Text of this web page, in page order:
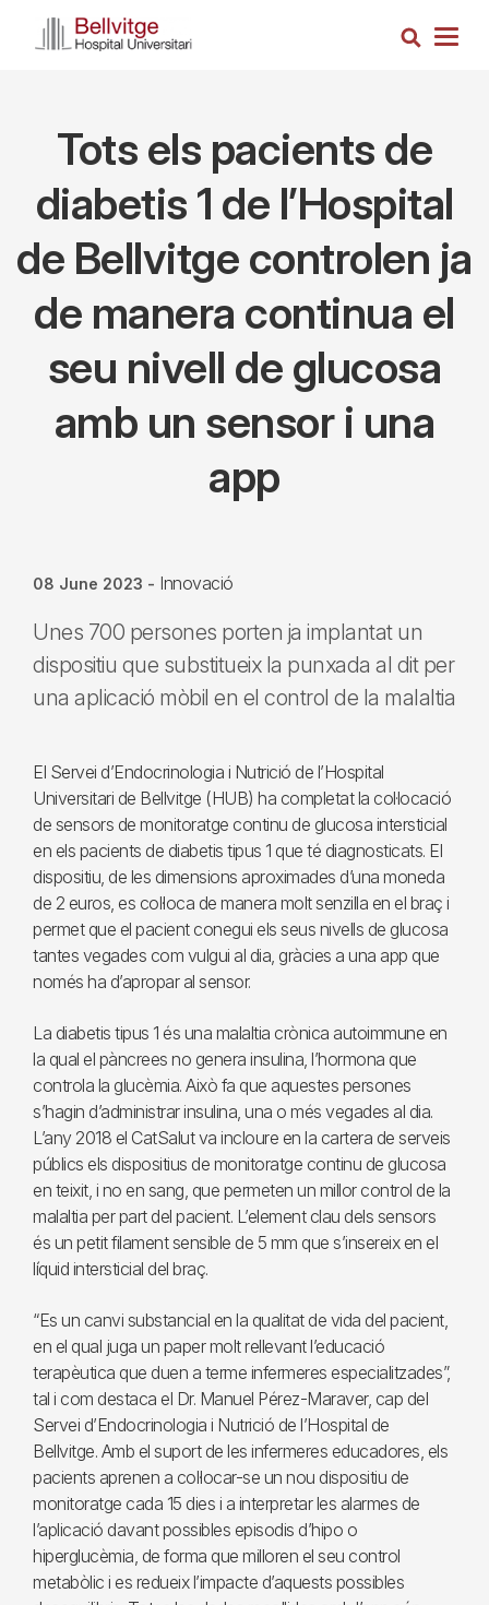
Search
Tots els pacients de
diabetis 1 de l’Hospital
de Bellvitge controlen ja
de manera continua el
seu nivell de glucosa
amb un sensor i una
app
08 June 2023 - Innovació
Unes 700 persones porten ja implantat un
dispositiu que substitueix la punxada al dit per
una aplicació mòbil en el control de la malaltia
El Servei d’Endocrinologia i Nutrició de l’Hospital
Universitari de Bellvitge (HUB) ha completat la col·locació
de sensors de monitoratge continu de glucosa intersticial
en els pacients de diabetis tipus 1 que té diagnosticats. El
dispositiu, de les dimensions aproximades d’una moneda
de 2 euros, es col·loca de manera molt senzilla en el braç i
permet que el pacient conegui els seus nivells de glucosa
tantes vegades com vulgui al dia, gràcies a una app que
només ha d’apropar al sensor.
La diabetis tipus 1 és una malaltia crònica autoimmune en
la qual el pàncrees no genera insulina, l’hormona que
controla la glucèmia. Això fa que aquestes persones
s’hagin d’administrar insulina, una o més vegades al dia.
L’any 2018 el CatSalut va incloure en la cartera de serveis
públics els dispositius de monitoratge continu de glucosa
en teixit, i no en sang, que permeten un millor control de la
malaltia per part del pacient. L’element clau dels sensors
és un petit filament sensible de 5 mm que s’insereix en el
líquid intersticial del braç.
“Es un canvi substancial en la qualitat de vida del pacient,
en el qual juga un paper molt rellevant l’educació
terapèutica que duen a terme infermeres especialitzades”,
tal i com destaca el Dr. Manuel Pérez-Maraver, cap del
Servei d’Endocrinologia i Nutrició de l’Hospital de
Bellvitge. Amb el suport de les infermeres educadores, els
pacients aprenen a col·locar-se un nou dispositiu de
monitoratge cada 15 dies i a interpretar les alarmes de
l’aplicació davant possibles episodis d’hipo o
hiperglucèmia, de forma que milloren el seu control
metabòlic i es redueix l’impacte d’aquests possibles